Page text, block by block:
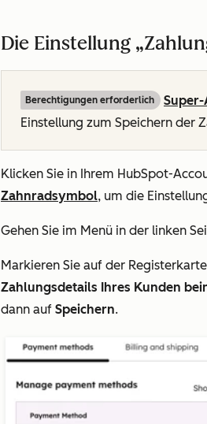
Die Einstellung
Berechtigungen erforderlich
Einstellung zum Speichern der
Klicken Sie in Ihrem HubSpot-
Zahnradsymbol, um die
Gehen Sie im Menü in der linken
Markieren Sie auf der Registerkarte
Zahlungsdetails Ihres Kunden
dann auf Speichern.